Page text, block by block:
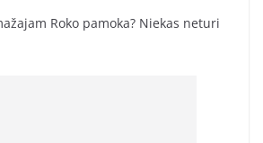
Roko pamoka? Niekas neturi